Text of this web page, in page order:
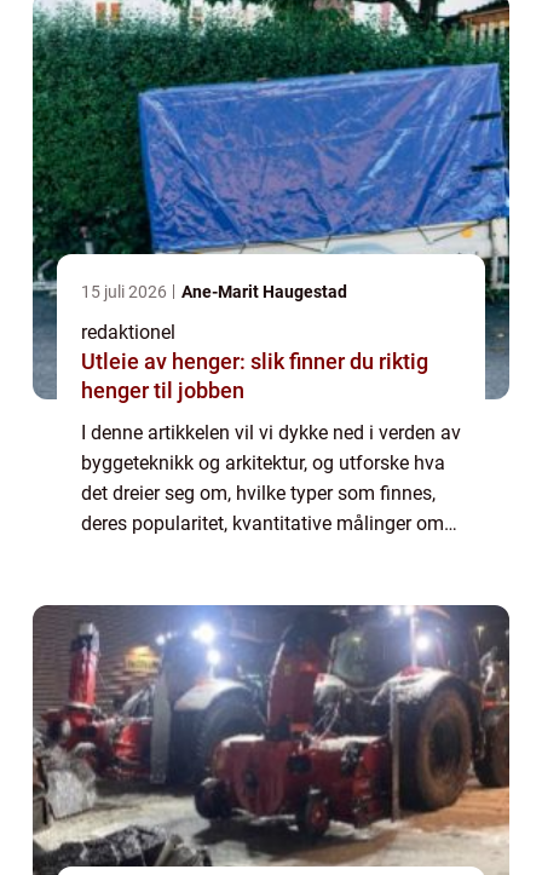
15 juli 2026 Ane-Marit Haugestad
redaktionel
Utleie av henger: slik finner du riktig
henger til jobben
I denne artikkelen vil vi dykke ned i verden av
byggeteknikk og arkitektur, og utforske hva
det dreier seg om, hvilke typer som finnes,
deres popularitet, kvantitative målinger om